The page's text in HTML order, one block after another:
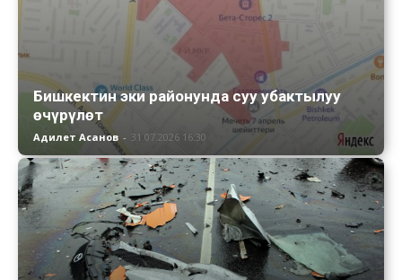
Бишкектин эки районунда суу убактылуу
өчүрүлөт
Адилет Асанов - 31.07.2026 16:30